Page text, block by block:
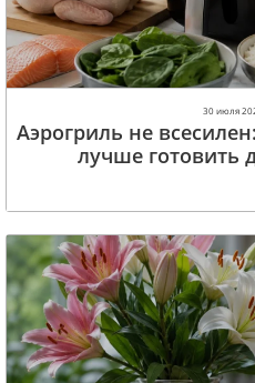
30 июля
Аэрогриль не
лучше готовить